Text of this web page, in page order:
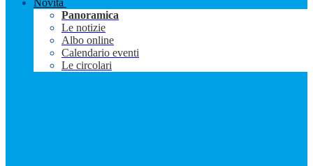
Novità
Panoramica
Le notizie
Albo online
Calendario eventi
Le circolari